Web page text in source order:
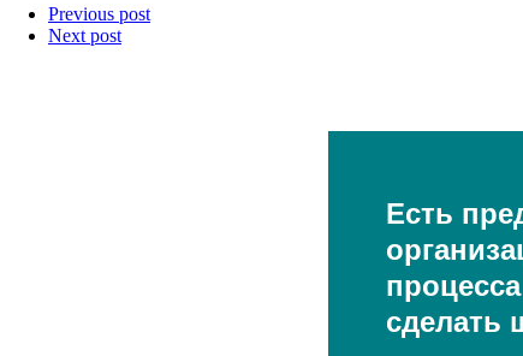
Previous post
Next post
Есть
сделать